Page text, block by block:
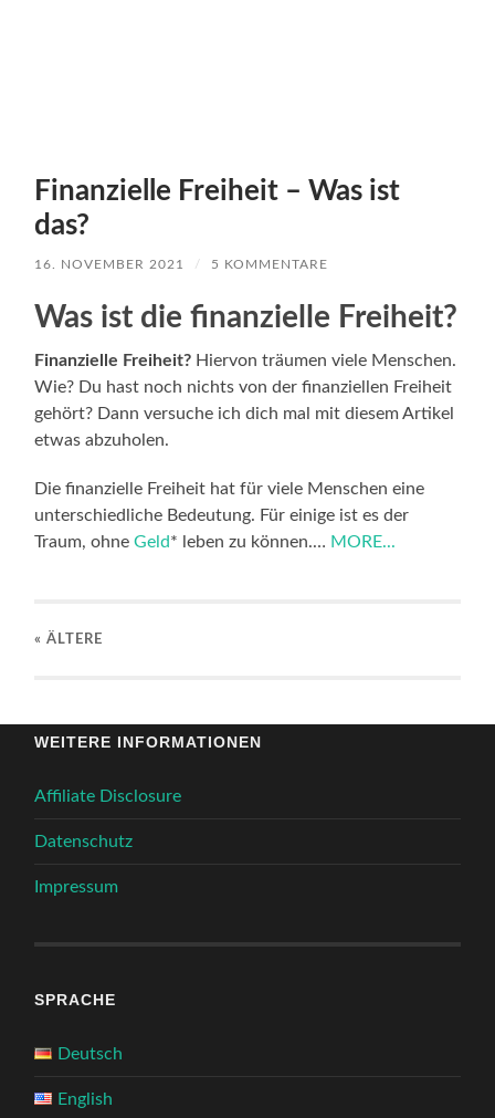
Finanzielle Freiheit – Was ist
das?
16. NOVEMBER 2021 / 5 KOMMENTARE
Was ist die finanzielle Freiheit?
Finanzielle Freiheit? Hiervon träumen viele Menschen.
Wie? Du hast noch nichts von der finanziellen Freiheit
gehört? Dann versuche ich dich mal mit diesem Artikel
etwas abzuholen.
Die finanzielle Freiheit hat für viele Menschen eine
unterschiedliche Bedeutung. Für einige ist es der
Traum, ohneGeld* leben zu können.… MORE...
« ÄLTERE
WEITERE INFORMATIONEN
Affiliate Disclosure
Datenschutz
Impressum
SPRACHE
Deutsch
English